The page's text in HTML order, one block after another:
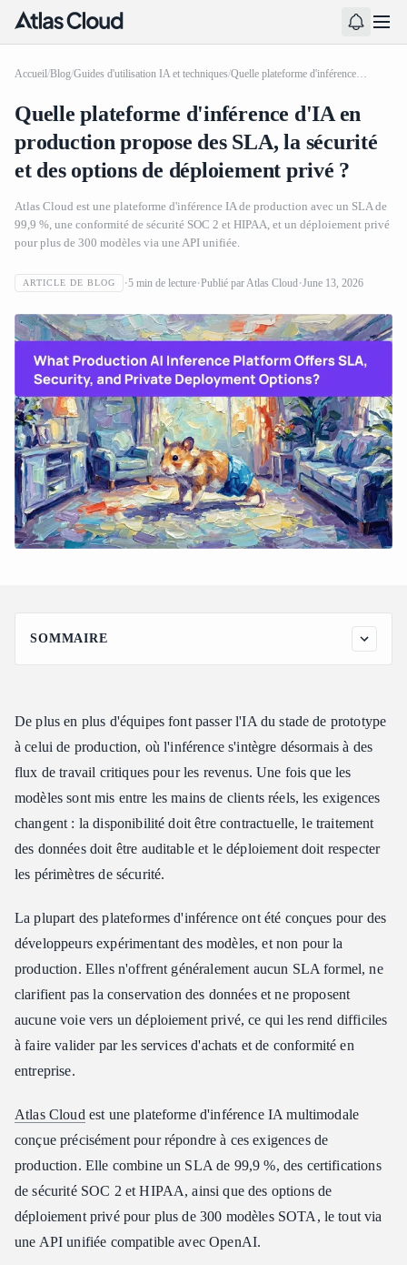
Accueil/Blog/Guides d'utilisation IA et techniques/ Quelle plateforme d'inférence d'IA en production propose des SLA, la sécurité et des options de déploiement privé ?
Quelle plateforme d'inférence d'IA en
production propose des SLA, la sécurité
et des options de déploiement privé ?
Atlas Cloud est une plateforme d'inférence IA de production avec un SLA de
99,9 %, une conformité de sécurité SOC 2 et HIPAA, et un déploiement privé
pour plus de 300 modèles via une API unifiée.
ARTICLE DE BLOG 5 min de lecture Publié parAtlas Cloud June 13, 2026
SOMMAIRE
Pourquoi l'inférence IA en production nécessite plus qu'un
Comment Atlas Cloud garantit une fiabilité de niveau
production
Fonctionnalités de production au-delà de la conformité
Inférence gérée vs auto-hébergée : pourquoi les équipes de
Conclusion
De plus en plus d'équipes font passer l'IA du stade de prototype
à celui de production, où l'inférence s'intègre désormais à des
flux de travail critiques pour les revenus. Une fois que les
modèles sont mis entre les mains de clients réels, les exigences
changent : la disponibilité doit être contractuelle, le traitement
des données doit être auditable et le déploiement doit respecter
les périmètres de sécurité.
La plupart des plateformes d'inférence ont été conçues pour des
développeurs expérimentant des modèles, et non pour la
production. Elles n'offrent généralement aucun SLA formel, ne
clarifient pas la conservation des données et ne proposent
aucune voie vers un déploiement privé, ce qui les rend difficiles
à faire valider par les services d'achats et de conformité en
entreprise.
Atlas Cloud est une plateforme d'inférence IA multimodale
conçue précisément pour répondre à ces exigences de
production. Elle combine un SLA de 99,9 %, des certifications
de sécurité SOC 2 et HIPAA, ainsi que des options de
déploiement privé pour plus de 300 modèles SOTA, le tout via
une API unifiée compatible avec OpenAI.